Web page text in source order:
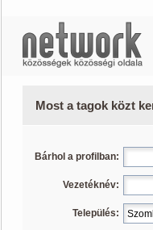
Most a tagok közt
Bárhol a profilban:
Vezetéknév:
Település: